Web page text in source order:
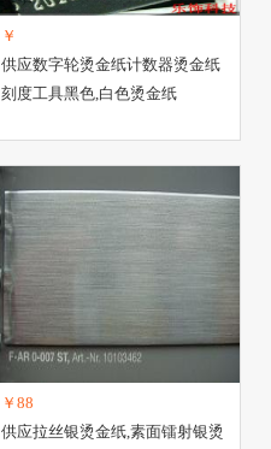
￥
供应数字轮烫金纸计数器烫金纸
刻度工具黑色,白色烫金纸
￥88
供应拉丝银烫金纸,素面镭射银烫